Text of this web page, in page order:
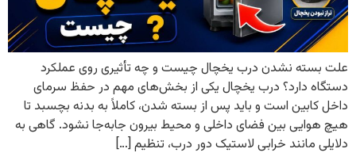
علت بسته نشدن درب یخچال چیست و چه تأثیری روی عملکرد
دستگاه دارد؟ درب یخچال یکی از بخش‌های مهم در حفظ سرمای
داخل کابین است و باید پس از بسته شدن، کاملاً به بدنه بچسبد تا
هیچ هوایی بین فضای داخلی و محیط بیرون جابه‌جا نشود. گاهی به
دلایلی مانند خرابی لاستیک دور درب، تنظیم […]